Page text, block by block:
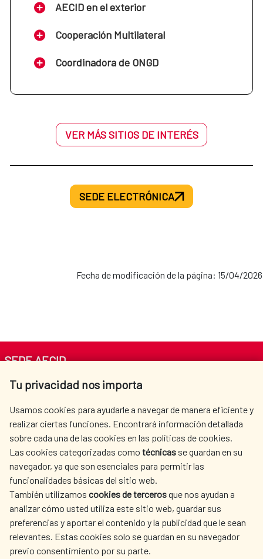
AECID en el exterior
Cooperación Multilateral
Coordinadora de ONGD
VER MÁS SITIOS DE INTERÉS
SEDE ELECTRÓNICA
Fecha de modificación de la página: 15/04/2026
Tu privacidad nos importa
Usamos cookies para ayudarle a navegar de manera eficiente y
realizar ciertas funciones. Encontrará información detallada
sobre cada una de las cookies en las políticas de cookies.
Las cookies categorizadas como técnicas se guardan en su
navegador, ya que son esenciales para permitir las
funcionalidades básicas del sitio web.
También utilizamos cookies de tercerosque nos ayudan a
analizar cómo usted utiliza este sitio web, guardar sus
preferencias y aportar el contenido y la publicidad que le sean
relevantes. Estas cookies solo se guardan en su navegador
previo consentimiento por su parte.
SEDE AECID
Av. Reyes Católicos 4 - 28040 Madrid
centro.informacion@aecid.es
LA AECID
DÓNDE COOPERAMOS
ACCIÓN HUMANITARIA
SALA DE PRENSA
CULTURA Y CIENCIA
BIBLIOTECA